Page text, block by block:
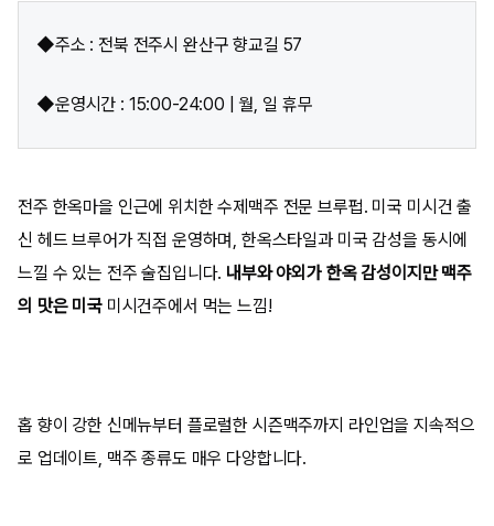
◆주소 : 전북 전주시 완산구 향교길 57
◆운영시간 : 15:00-24:00 | 월, 일 휴무
전주 한옥마을 인근에 위치한 수제맥주 전문 브루펍. 미국 미시건 출
신 헤드 브루어가 직접 운영하며, 한옥스타일과 미국 감성을 동시에
느낄 수 있는 전주 술집입니다. 내부와 야외가 한옥 감성이지만 맥주
의 맛은 미국미시건주에서 먹는 느낌!
홉 향이 강한 신메뉴부터 플로럴한 시즌맥주까지 라인업을 지속적으
로 업데이트, 맥주 종류도 매우 다양합니다.